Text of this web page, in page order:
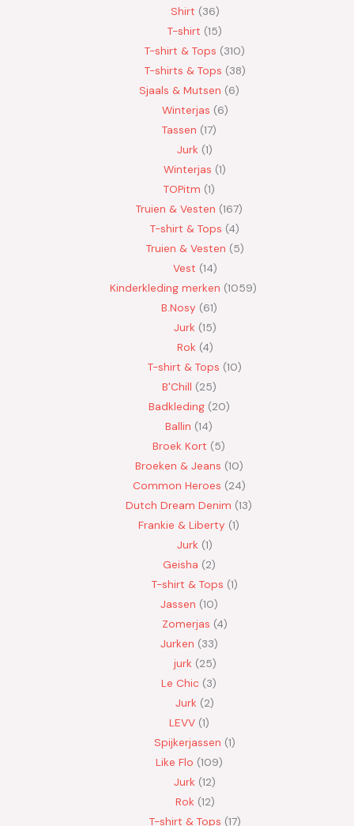
Shirt 36
T-shirt 15
T-shirt & Tops 310
T-shirts & Tops 38
Sjaals & Mutsen 6
Winterjas 6
Tassen 17
Jurk 1
Winterjas 1
TOPitm 1
Truien & Vesten 167
T-shirt & Tops 4
Truien & Vesten 5
Vest 14
Kinderkleding merken 1059
B.Nosy 61
Jurk 15
Rok 4
T-shirt & Tops 10
B'Chill 25
Badkleding 20
Ballin 14
Broek Kort 5
Broeken & Jeans 10
Common Heroes 24
Dutch Dream Denim 13
Frankie & Liberty 1
Jurk 1
Geisha 2
T-shirt & Tops 1
Jassen 10
Zomerjas 4
Jurken 33
jurk 25
Le Chic 3
Jurk 2
LEVV 1
Spijkerjassen 1
Like Flo 109
Jurk 12
Rok 12
T-shirt & Tops 17